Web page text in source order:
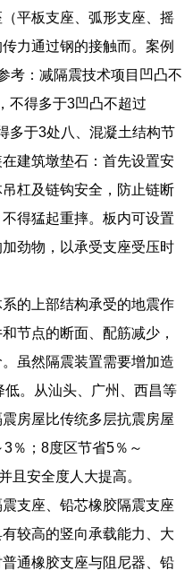
平板支座、弧形支座、摇
力通过钢的接触而。案例
考：减隔震技术项目凹凸不
不得多于3凹凸不超过
多于3处八、混凝土结构节
建筑墩垫石：首先设置安
杠及链钩安全，防止链断
得猛起重摔。板内可设置
劲物，以承受支座受压时
的上部结构承受的地震作
节点的断面、配筋减少，
虽然隔震装置需要增加造
。从汕头、广州、西昌等
房屋比传统多层抗震房屋
％；8度区节省5％～
且安全度人大提高。
支座、铅芯橡胶隔震支座
较高的竖向承载能力、大
通橡胶支座与阻尼器、铅